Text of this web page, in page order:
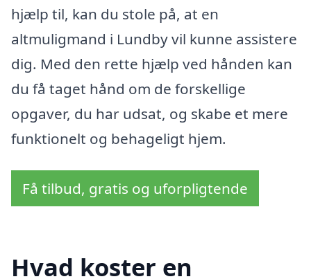
hjælp til, kan du stole på, at en
altmuligmand i Lundby vil kunne assistere
dig. Med den rette hjælp ved hånden kan
du få taget hånd om de forskellige
opgaver, du har udsat, og skabe et mere
funktionelt og behageligt hjem.
Få tilbud, gratis og uforpligtende
Hvad koster en